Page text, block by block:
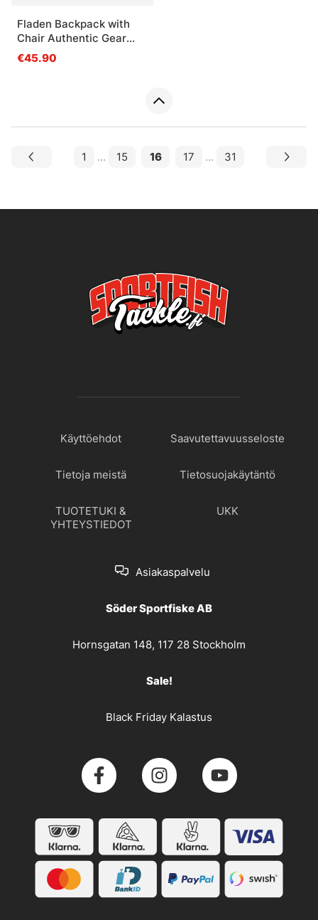
Fladen Backpack with
Chair Authentic Gear
black
€45.90
1 ... 15 16 17 ... 31
Käyttöehdot Saavutettavuusseloste
Tietoja meistä Tietosuojakäytäntö
TUOTETUKI &
YHTEYSTIEDOT
UKK
Asiakaspalvelu
Söder Sportfiske AB
Hornsgatan 148, 117 28 Stockholm
Sale!
Black Friday Kalastus